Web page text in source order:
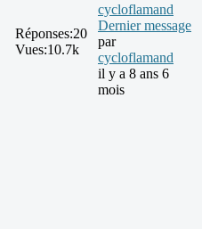
Réponses:20
Vues:10.7k
Dernier message
par
cycloflamand
il y a 8 ans 6
mois